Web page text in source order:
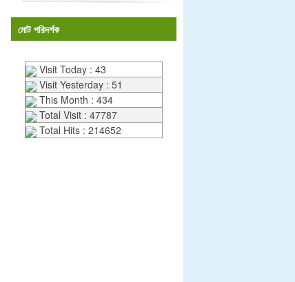
মোট পরিদর্শক
Visit Today : 43
Visit Yesterday : 51
This Month : 434
Total Visit : 47787
Total Hits : 214652